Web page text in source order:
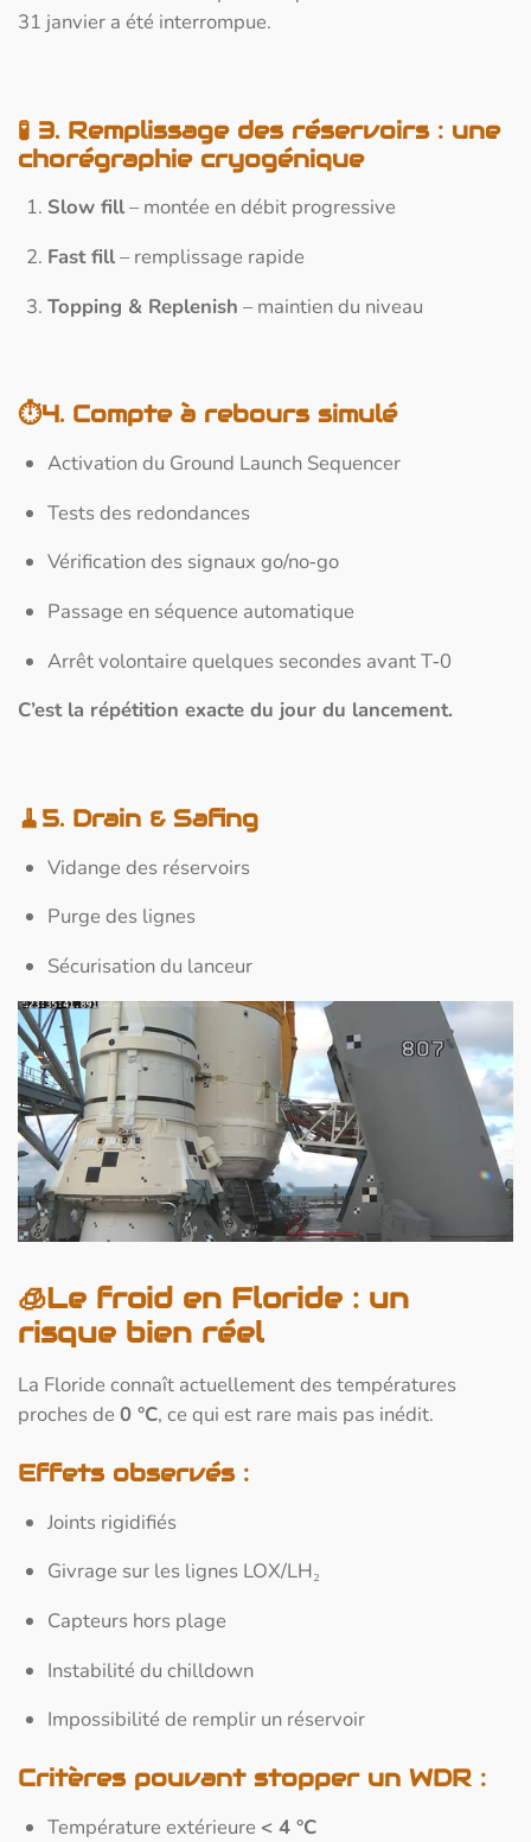
31 janvier a été interrompue.
🧪 3. Remplissage des réservoirs : une
chorégraphie cryogénique
Slow fill– montée en débit progressive
Fast fill– remplissage rapide
Topping & Replenish – maintien du niveau
⏱️4. Compte à rebours simulé
Activation du Ground Launch Sequencer
Tests des redondances
Vérification des signaux go/no‑go
Passage en séquence automatique
Arrêt volontaire quelques secondes avant T‑0
C’est la répétition exacte du jour du lancement.
🧹5. Drain & Safing
Vidange des réservoirs
Purge des lignes
Sécurisation du lanceur
🧊Le froid en Floride : un
risque bien réel
La Floride connaît actuellement des températures
proches de 0 °C, ce qui est rare mais pas inédit.
Effets observés :
Joints rigidifiés
Givrage sur les lignes LOX/LH₂
Capteurs hors plage
Instabilité du chilldown
Impossibilité de remplir un réservoir
Critères pouvant stopper un WDR :
Température extérieure < 4 °C